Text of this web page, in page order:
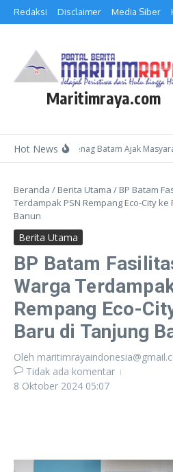
Lewati ke konten
Redaksi Disclaimer Media Siber
Maritimraya.com
Hot News
Kepala Kemenag Batam Ajak
Beranda / Berita Utama / BP Batam
Terdampak PSN Rempang Eco-City
Banun
Berita Utama
BP Batam
Warga
Rempang Eco-
Baru di Tanjung
Oleh
Tidak ada komentar
8 Oktober 2024 05:07